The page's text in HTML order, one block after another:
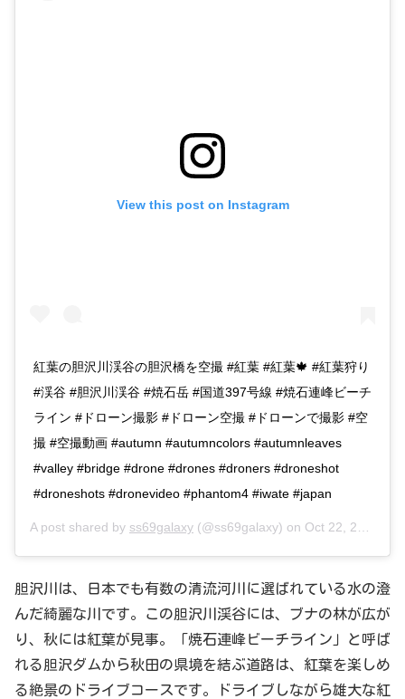
View this post on Instagram
紅葉の胆沢川渓谷の胆沢橋を空撮 #紅葉 #紅葉🍁 #紅葉狩り
#渓谷 #胆沢川渓谷 #焼石岳 #国道397号線 #焼石連峰ビーチ
ライン #ドローン撮影 #ドローン空撮 #ドローンで撮影 #空
撮 #空撮動画 #autumn #autumncolors #autumnleaves
#valley #bridge #drone #drones #droners #droneshot
#droneshots #dronevideo #phantom4 #iwate #japan
A post shared by ss69galaxy (@ss69galaxy) on Oct 22, 2017 at 1:58pm PDT
胆沢川は、日本でも有数の清流河川に選ばれている水の澄
んだ綺麗な川です。この胆沢川渓谷には、ブナの林が広が
り、秋には紅葉が見事。「焼石連峰ビーチライン」と呼ば
れる胆沢ダムから秋田の県境を結ぶ道路は、紅葉を楽しめ
る絶景のドライブコースです。ドライブしながら雄大な紅